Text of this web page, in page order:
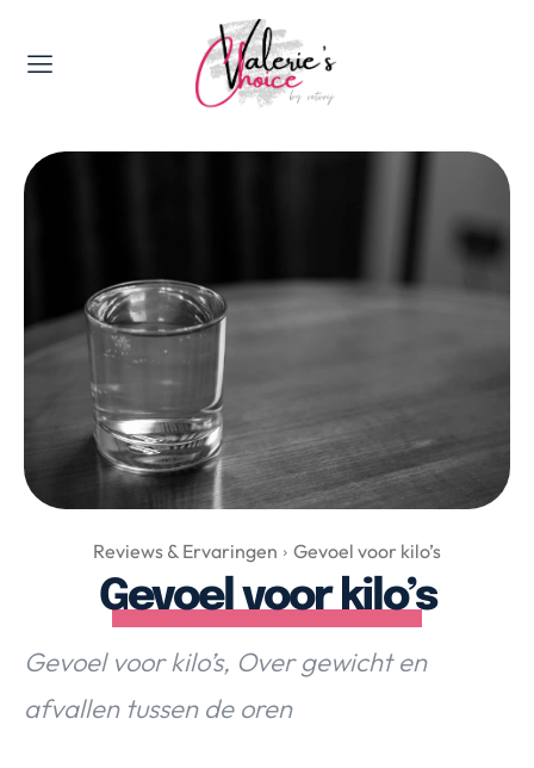
Valerie's Topics
Travel & Culture
Gadgets & Tech
Top 5 van Valerie
Health & Beauty
Nieuws & Media
Over Valerie
Over Valerie
De Top 5
Contact
Reviews & Ervaringen Gevoel voor kilo’s
Gevoel voor kilo’s
Gevoel voor kilo’s, Over gewicht en
afvallen tussen de oren